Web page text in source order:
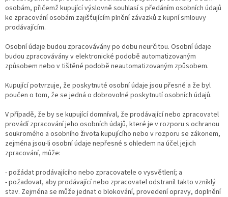
osobám, přičemž kupující výslovně souhlasí s předáním osobních údajů
ke zpracování osobám zajišťujícím plnění závazků z kupní smlouvy
prodávajícím.
Osobní údaje budou zpracovávány po dobu neurčitou. Osobní údaje
budou zpracovávány v elektronické podobě automatizovaným
způsobem nebo v tištěné podobě neautomatizovaným způsobem.
Kupující potvrzuje, že poskytnuté osobní údaje jsou přesné a že byl
poučen o tom, že se jedná o dobrovolné poskytnutí osobních údajů.
V případě, že by se kupující domníval, že prodávající nebo zpracovatel
provádí zpracování jeho osobních údajů, které je v rozporu s ochranou
soukromého a osobního života kupujícího nebo v rozporu se zákonem,
zejména jsou-li osobní údaje nepřesné s ohledem na účel jejich
zpracování, může:
- požádat prodávajícího nebo zpracovatele o vysvětlení; a
- požadovat, aby prodávající nebo zpracovatel odstranil takto vzniklý
stav. Zejména se může jednat o blokování, provedení opravy, doplnění